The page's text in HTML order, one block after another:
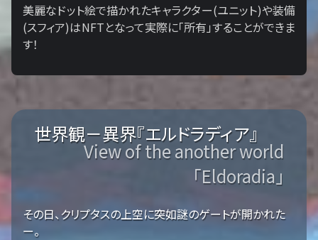
美麗なドット絵で描かれたキャラクター(ユニット)や装備
(スフィア)はNFTとなって実際に「所有」することができま
す！
世界観－異界『エルドラディア』
View of the another world
「Eldoradia」
その日、クリプタスの上空に突如謎のゲートが開かれた
ー。